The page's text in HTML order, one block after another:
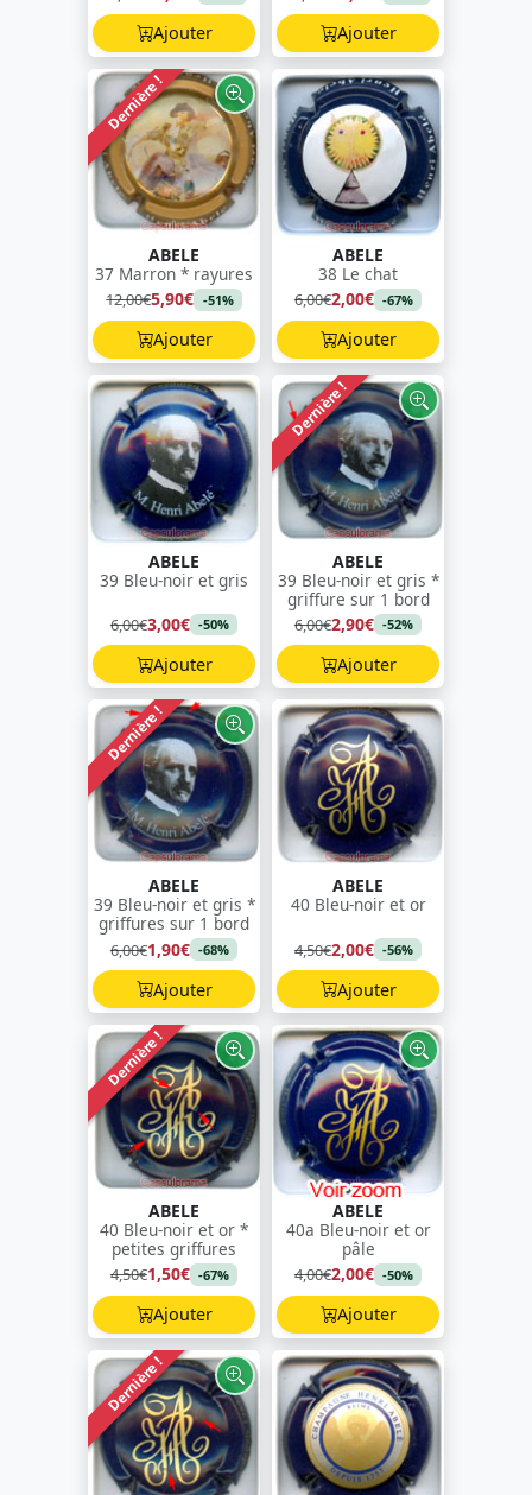
Ajouter Ajouter
Dernière !
ABELE
37 Marron * rayures
12,00€5,90€ -51%
Ajouter
ABELE
38 Le chat
6,00€2,00€ -67%
Ajouter
ABELE
39 Bleu-noir et gris
6,00€3,00€ -50%
Ajouter
Dernière !
ABELE
39 Bleu-noir et gris *
griffure sur 1 bord
6,00€2,90€ -52%
Ajouter
Dernière !
ABELE
39 Bleu-noir et gris *
griffures sur 1 bord
6,00€1,90€ -68%
Ajouter
ABELE
40 Bleu-noir et or
4,50€2,00€ -56%
Ajouter
Dernière !
ABELE
40 Bleu-noir et or *
petites griffures
4,50€1,50€ -67%
Ajouter
ABELE
40a Bleu-noir et or
pâle
4,00€2,00€ -50%
Ajouter
Dernière !